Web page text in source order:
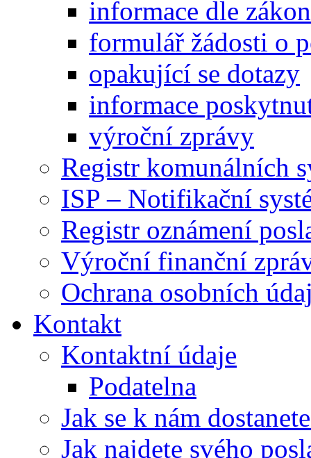
informace dle
formulář žádosti o
opakující se dotazy
informace
výroční zprávy
Registr komunálních
ISP – Notifikační
Registr oznámení
Výroční finanční
Ochrana osobních
Kontakt
Kontaktní údaje
Podatelna
Jak se k nám
Jak najdete svého